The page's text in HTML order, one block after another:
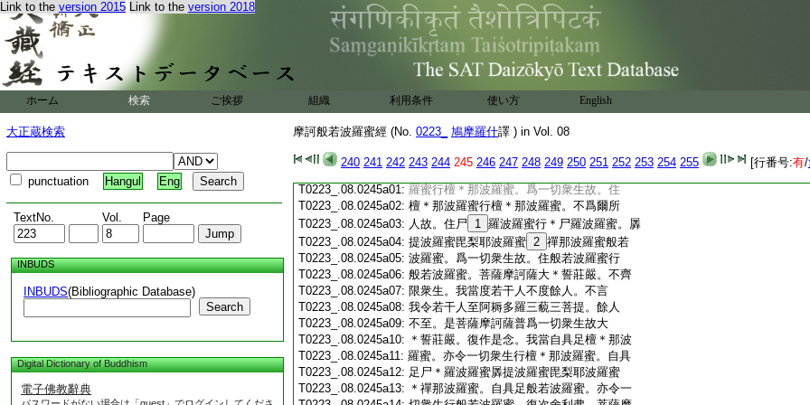
Link to the version 2015 Link to the version 2018
ホーム 検索 ご挨拶 組織 利用条件 使い方 English
大正蔵検索
punctuation Hangul Eng
TextNo. Vol. Page
INBUDS
INBUDS(Bibliographic Database)
Search
Digital Dictionary of Buddhism
電子佛教辭典
摩訶般若波羅蜜經 (No. 0223_ 鳩摩羅什譯 ) in Vol. 08
240 241 242 243 244 245 246 247 248 249 250 251 252 253 254 255 [行番号:有/
T0223_.08.0244c19:爾時 35 富樓那彌多羅尼子白佛言。世尊。我
T0223_.08.0244c20:
亦樂説所以爲摩訶薩。佛言。便説。富樓那
T0223_.08.0244c21:彌多羅尼子言。是菩薩大 36 誓莊嚴是菩薩發
趣大乘。是菩薩乘於大乘。以是故。是菩薩
名摩訶薩。舍利弗語富樓那言。云何名菩
T0223_.08.0244c24:薩摩訶薩大＊誓莊嚴。富樓那語舍利弗。菩
T0223_.08.0244c26:
T0223_.08.0244c28:
T0223_.08.0245a01: 羅蜜行檀＊那波羅蜜。爲一切衆生故。住
T0223_.08.0245a02: 檀＊那波羅蜜行檀＊那波羅蜜。不爲爾所
T0223_.08.0245a03: 人故。住尸 1 羅波羅蜜行＊尸羅波羅蜜。羼
T0223_.08.0245a04: 提波羅蜜毘梨耶波羅蜜 2 禪那波羅蜜般若
T0223_.08.0245a05: 波羅蜜。爲一切衆生故。住般若波羅蜜行
T0223_.08.0245a06: 般若波羅蜜。菩薩摩訶薩大＊誓莊嚴。不齊
T0223_.08.0245a07: 限衆生。我當度若干人不度餘人。不言
T0223_.08.0245a08: 我令若干人至阿耨多羅三藐三菩提。餘人
T0223_.08.0245a09: 不至。是菩薩摩訶薩普爲一切衆生故大
T0223_.08.0245a10: ＊誓莊嚴。復作是念。我當自具足檀＊那波
T0223_.08.0245a11: 羅蜜。亦令一切衆生行檀＊那波羅蜜。自具
T0223_.08.0245a12: 足尸＊羅波羅蜜羼提波羅蜜毘梨耶波羅蜜
T0223_.08.0245a13: ＊禪那波羅蜜。自具足般若波羅蜜。亦令一